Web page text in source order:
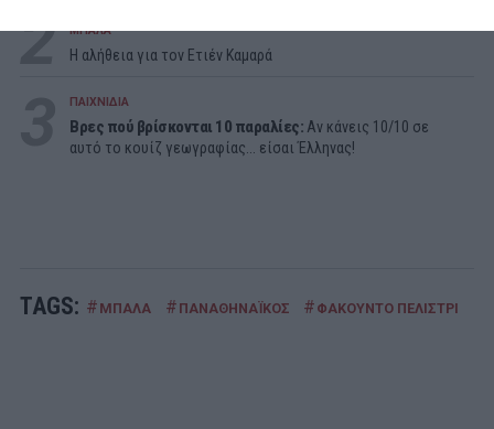
2 ΜΠΑΛΑ
Η αλήθεια για τον Ετιέν Καμαρά
ΠΑΙΧΝΙΔΙΑ
Βρες πού βρίσκονται 10 παραλίες: Αν κάνεις 10/10 σε
αυτό το κουίζ γεωγραφίας... είσαι Έλληνας!
TAGS: # ΜΠΑΛΑ # ΠΑΝΑΘΗΝΑΪΚΟΣ # ΦΑΚΟΥΝΤΟ ΠΕΛΙΣΤΡΙ